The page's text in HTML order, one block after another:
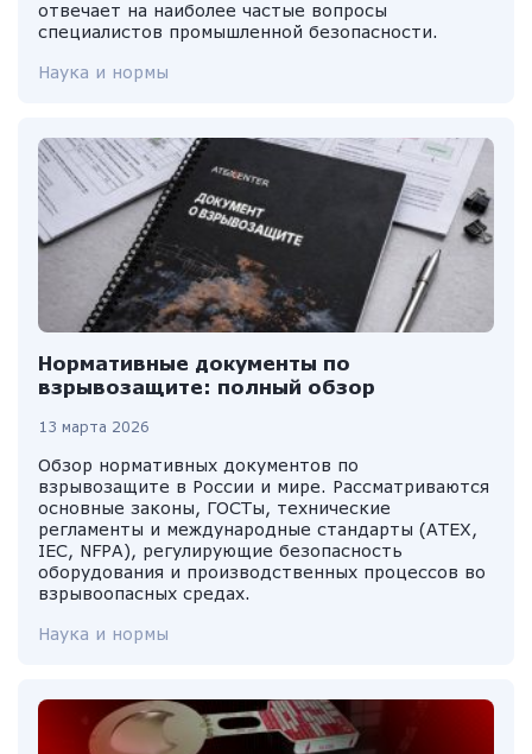
отвечает на наиболее частые вопросы
специалистов промышленной безопасности.
Наука и нормы
Нормативные документы по
взрывозащите: полный обзор
13 марта 2026
Обзор нормативных документов по
взрывозащите в России и мире. Рассматриваются
основные законы, ГОСТы, технические
регламенты и международные стандарты (ATEX,
IEC, NFPA), регулирующие безопасность
оборудования и производственных процессов во
взрывоопасных средах.
Наука и нормы